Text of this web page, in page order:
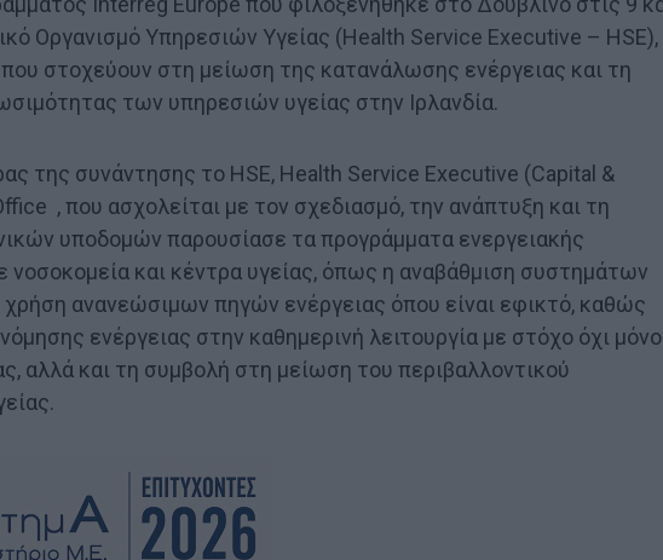
Οργανισμό Υπηρεσιών Υγείας (Health Service Executive – HSE),
που στοχεύουν στη μείωση της κατανάλωσης ενέργειας και τη
των υπηρεσιών υγείας στην Ιρλανδία.
της συνάντησης το HSE, Health Service Executive (Capital &
, που ασχολείται με τον σχεδιασμό, την ανάπτυξη και τη
υποδομών παρουσίασε τα προγράμματα ενεργειακής
νοσοκομεία και κέντρα υγείας, όπως η αναβάθμιση συστημάτων
ανανεώσιμων πηγών ενέργειας όπου είναι εφικτό, καθώς
ενέργειας στην καθημερινή λειτουργία με στόχο όχι μόνο
αλλά και τη συμβολή στη μείωση του περιβαλλοντικού